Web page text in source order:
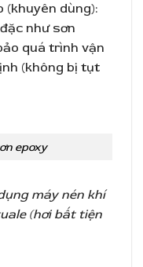
(khuyên dùng):
như sơn
quá trình vận
(không bị tụt
epoxy
máy nén khí
(hơi bất tiện